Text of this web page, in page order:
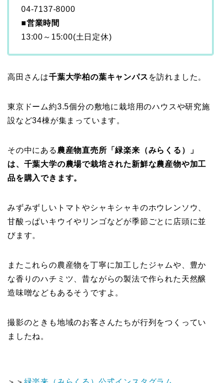
04-7137-8000
■営業時間
13:00～15:00(土日定休)
高田さんは千葉大学柏の葉キャンパス を訪れました。
東京ドーム約3.5個分の敷地に栽培用のハウスや研究施
設など34棟が集まっています。
その中にある 農産物直売所「緑楽来（みらくる）」
は、千葉大学の農場で栽培された新鮮な農産物や加工
品を購入できます。
みずみずしいトマトやシャキシャキのホウレンソウ、
甘酸っぱいキウイやリンゴなどが季節ごとに店頭に並
びます。
またこれらの農産物を丁寧に加工したジャムや、豊か
な香りのハチミツ、昔ながらの製法で作られた天然醸
造味噌などもあるそうですよ。
撮影のときも地域のお客さんたちが行列をつくってい
ましたね。